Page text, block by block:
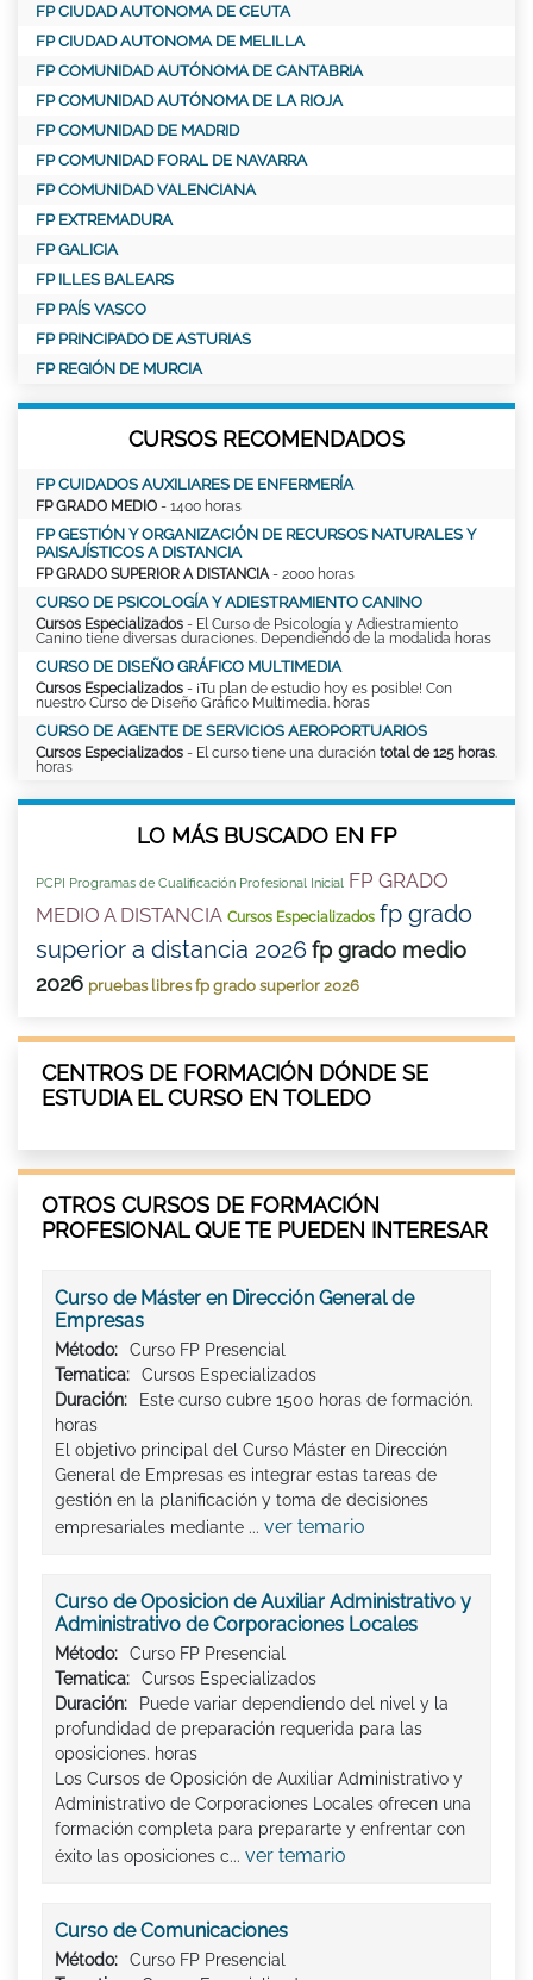
FP CIUDAD AUTONOMA DE CEUTA
FP CIUDAD AUTONOMA DE MELILLA
FP COMUNIDAD AUTÓNOMA DE CANTABRIA
FP COMUNIDAD AUTÓNOMA DE LA RIOJA
FP COMUNIDAD DE MADRID
FP COMUNIDAD FORAL DE NAVARRA
FP COMUNIDAD VALENCIANA
FP EXTREMADURA
FP GALICIA
FP ILLES BALEARS
FP PAÍS VASCO
FP PRINCIPADO DE ASTURIAS
FP REGIÓN DE MURCIA
CURSOS RECOMENDADOS
FP CUIDADOS AUXILIARES DE ENFERMERÍA
FP GRADO MEDIO - 1400 horas
FP GESTIÓN Y ORGANIZACIÓN DE RECURSOS NATURALES Y
PAISAJÍSTICOS A DISTANCIA
FP GRADO SUPERIOR A DISTANCIA - 2000 horas
CURSO DE PSICOLOGÍA Y ADIESTRAMIENTO CANINO
Cursos Especializados - El Curso de Psicología y Adiestramiento
Canino tiene diversas duraciones. Dependiendo de la modalida horas
CURSO DE DISEÑO GRÁFICO MULTIMEDIA
Cursos Especializados - ¡Tu plan de estudio hoy es posible! Con
nuestro Curso de Diseño Gráfico Multimedia. horas
CURSO DE AGENTE DE SERVICIOS AEROPORTUARIOS
Cursos Especializados - El curso tiene una duración total de 125 horas
horas
LO MÁS BUSCADO EN FP
PCPI Programas de Cualificación Profesional Inicial FP GRADO
MEDIO A DISTANCIA Cursos Especializados fp grado
superior a distancia 2026fp grado medio
2026 pruebas libres fp grado superior 2026
CENTROS DE FORMACIÓN DÓNDE SE
ESTUDIA EL CURSO EN TOLEDO
OTROS CURSOS DE FORMACIÓN
PROFESIONAL QUE TE PUEDEN INTERESAR
Curso de Máster en Dirección General de
Empresas
Método:
Curso FP Presencial
Tematica:
Cursos Especializados
Duración:
Este curso cubre 1500 horas de formación.
horas
El objetivo principal del Curso Máster en Dirección
General de Empresas es integrar estas tareas de
gestión en la planificación y toma de decisiones
empresariales mediante ... ver temario
Curso de Oposicion de Auxiliar Administrativo y
Administrativo de Corporaciones Locales
Método:
Curso FP Presencial
Tematica:
Cursos Especializados
Duración:
Puede variar dependiendo del nivel y la
profundidad de preparación requerida para las
oposiciones. horas
Los Cursos de Oposición de Auxiliar Administrativo y
Administrativo de Corporaciones Locales ofrecen una
formación completa para prepararte y enfrentar con
éxito las oposiciones c... ver temario
Curso de Comunicaciones
Método:
Curso FP Presencial